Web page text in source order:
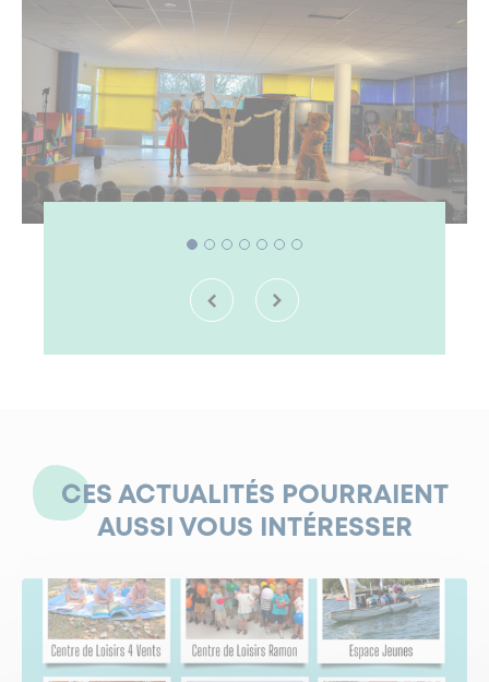
CES ACTUALITÉS POURRAIENT
AUSSI VOUS INTÉRESSER